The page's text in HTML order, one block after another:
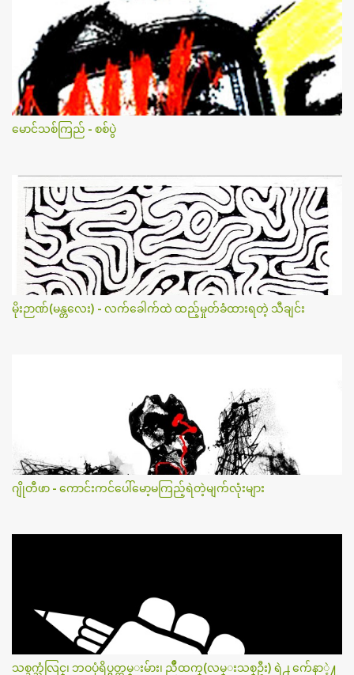
မောင်သစ်ကြည် - စစ်ပွဲ
မိုးဉာဏ်(မန္တလေး) - လက်ခေါက်ထဲ ထည့်မှုတ်ခံထားရတဲ့ သီချင်း
ဂျိုတီဖာ - ကောင်းကင်ပေါ်မော့မကြည့်ရဲတဲ့မျက်လုံးများ
သစ္ခက္သံလြင္၊ ဘဝပုံရိပ္မွတ္တမ္းမ်ား၊ ညိဳထက္(လမ္းသစ္ဦး) ရဲ႕ က်ေနာ္နဲ႔